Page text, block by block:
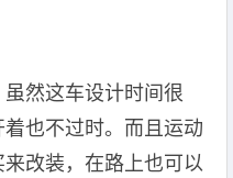
然这车设计时间很
也不过时。而且运动
改装，在路上也可以